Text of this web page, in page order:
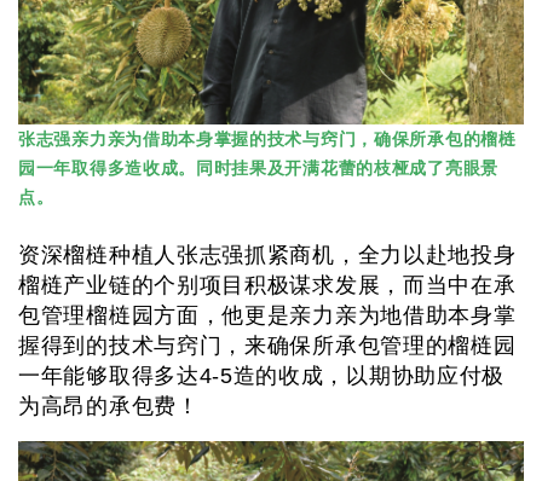
张志强亲力亲为借助本身掌握的技术与窍门，确保所承包的榴梿
园一年取得多造收成。同时挂果及开满花蕾的枝桠成了亮眼景
点。
资深榴梿种植人张志强抓紧商机，全力以赴地投身
榴梿产业链的个别项目积极谋求发展，而当中在承
包管理榴梿园方面，他更是亲力亲为地借助本身掌
握得到的技术与窍门，来确保所承包管理的榴梿园
一年能够取得多达4-5造的收成，以期协助应付极
为高昂的承包费！